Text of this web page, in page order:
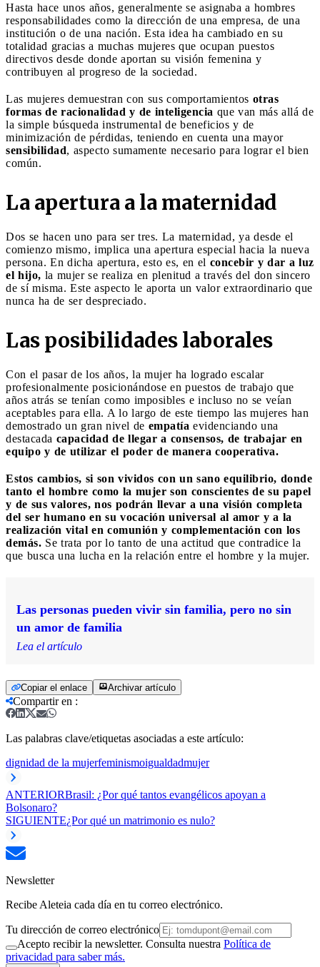
Hasta hace unos años, generalmente se asignaba a hombres
responsabilidades como la dirección de una empresa, de una
institución o de una nación. Esta idea ha cambiado en su
totalidad gracias a muchas mujeres que ocupan puestos
directivos desde donde aportan su visión femenina y
contribuyen al progreso de la sociedad.
Las mujeres demuestran con sus comportamientos otras
formas de racionalidad y de inteligencia que van más allá de
la simple búsqueda instrumental de beneficios y de
minimización de pérdidas, teniendo en cuenta una mayor
sensibilidad, aspecto sumamente necesario para lograr el bien
común.
La apertura a la maternidad
Dos se hacen uno para ser tres. La maternidad, ya desde el
comienzo mismo, implica una apertura especial hacia la nueva
persona. En dicha apertura, esto es, en el concebir y dar a luz
el hijo, la mujer se realiza en plenitud a través del don sincero
de sí misma. Este aspecto le aporta un valor extraordinario que
nunca ha de ser despreciado.
Las posibilidades laborales
Con el pasar de los años, la mujer ha logrado escalar
profesionalmente posicionándose en puestos de trabajo que
años atrás se tenían como imposibles e incluso no se veían
aceptables para ella. A lo largo de este tiempo las mujeres han
demostrado un gran nivel de empatía evidenciando una
destacada capacidad de llegar a consensos, de trabajar en
equipo y de utilizar el poder de manera cooperativa.
Estos cambios, si son vividos con un sano equilibrio, donde
tanto el hombre como la mujer son conscientes de su papel
y de sus valores, nos podrán llevar a una visión completa
del ser humano en su vocación universal al amor y a la
realización vital en comunión y complementación con los
demás. Se trata por lo tanto de una actitud que contradice la
que busca una lucha en la relación entre el hombre y la mujer.
Las personas pueden vivir sin familia, pero no sin
un amor de familia
Lea el artículo
Copiar el enlace Archivar artículo
Compartir en :
Las palabras clave/etiquetas asociadas a este artículo:
dignidad de la mujerfeminismoigualdadmujer
ANTERIORBrasil: ¿Por qué tantos evangélicos apoyan a
Bolsonaro?
SIGUIENTE¿Por qué un matrimonio es nulo?
Newsletter
Recibe Aleteia cada día en tu correo electrónico.
Tu dirección de correo electrónico
Acepto recibir la newsletter. Consulta nuestra Política de
privacidad para saber más.